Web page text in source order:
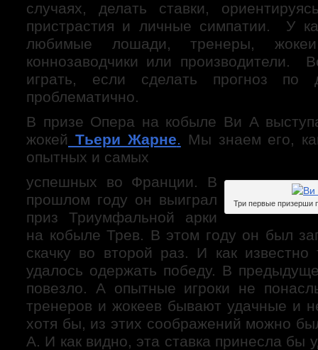
случаях, делать ставки,
пристрастия и личные симпатии. У
любимые лошади, тренеры, жокеи,
коннозаводчики или производители.
играть, если сделать прогноз по
проблематично.
В призе Опера на кобыле Ви А
жокей Тьери Жарне. Мы знаем его,
опытных и самых
Три первые призерши
успешных во Франции. В
прошлом году он выиграл
приз Триумфальной арки
на кобыле Трев. В этом году он был
скачку во второй раз. И как
удалось одержать победу. В
повезло. А опытные игроки не
тренеров и жокеев бывают удачные и
хотя бы, из этих соображений можно
А. И как видно, эта ставка принесла бы